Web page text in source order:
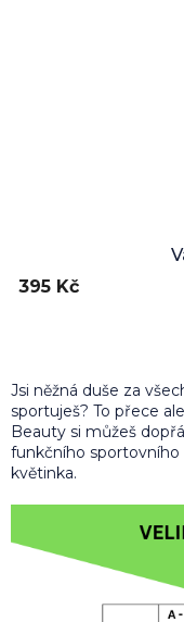
395 Kč
Jsi něžná duše za
sportuješ? To přece
Beauty si můžeš
funkčního sportovního
květinka.